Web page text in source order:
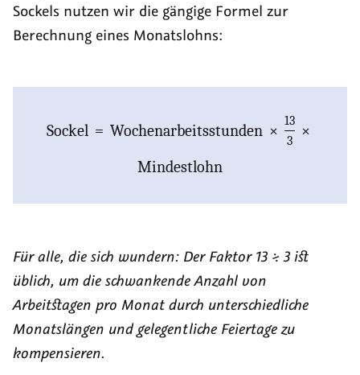
Sockels nutzen wir die gängige Formel zur
Berechnung eines Monatslohns:
Sockel = Wochenarbeitsstunden ×
13
3
×
Mindestlohn
Für alle, die sich wundern: Der Faktor 13 ÷ 3 ist
üblich, um die schwankende Anzahl von
Arbeitstagen pro Monat durch unterschiedliche
Monatslängen und gelegentliche Feiertage zu
kompensieren.